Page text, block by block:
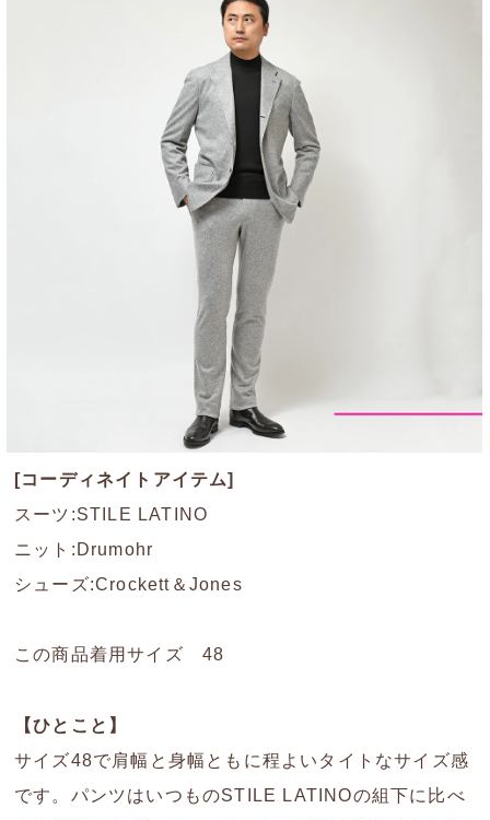
[コーディネイトアイテム]
スーツ:STILE LATINO
ニット:Drumohr
シューズ:Crockett＆Jones
この商品着用サイズ 48
【ひとこと】
サイズ48で肩幅と身幅ともに程よいタイトなサイズ感
です。パンツはいつものSTILE LATINOの組下に比べ